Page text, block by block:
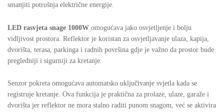
smanjiti potrošnja električne energije.
LED rasvjeta snage 1000W omogućava jako osvjetljenje i bolju
vidljivost prostora. Reflektor je koristan za osvjetljavanje ulaza, kapija,
dvorišta, terasa, parkinga i radnih površina gdje je važno da prostor bude
pregledniji i sigurniji za kretanje.
Senzor pokreta omogućava automatsko uključivanje svjetla kada se
registruje kretanje. Ova funkcija je praktična za prolaze, ulaze, garaže i
dvorišta jer reflektor ne mora stalno raditi punom snagom, već se aktivira